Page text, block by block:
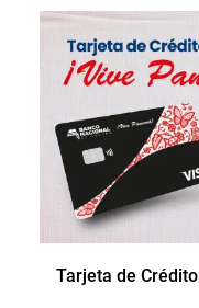
Tarjeta de